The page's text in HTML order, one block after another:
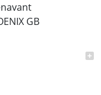
GB